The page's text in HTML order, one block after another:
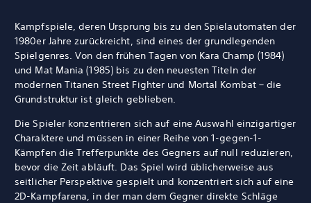
Kampfspiele, deren Ursprung bis zu den Spielautomaten der
1980er Jahre zurückreicht, sind eines der grundlegenden
Spielgenres. Von den frühen Tagen von Kara Champ (1984)
und Mat Mania (1985) bis zu den neuesten Titeln der
modernen Titanen Street Fighter und Mortal Kombat – die
Grundstruktur ist gleich geblieben.
Die Spieler konzentrieren sich auf eine Auswahl einzigartiger
Charaktere und müssen in einer Reihe von 1-gegen-1-
Kämpfen die Trefferpunkte des Gegners auf null reduzieren,
bevor die Zeit abläuft. Das Spiel wird üblicherweise aus
seitlicher Perspektive gespielt und konzentriert sich auf eine
2D-Kampfarena, in der man dem Gegner direkte Schläge